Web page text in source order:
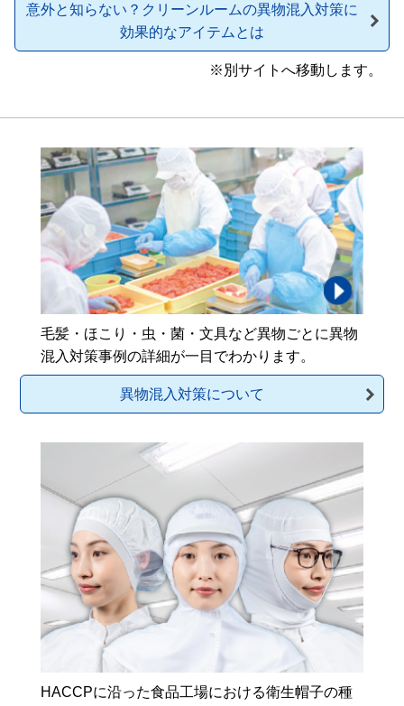
意外と知らない？クリーンルームの異物混入対策に
効果的なアイテムとは
※別サイトへ移動します。
毛髪・ほこり・虫・菌・文具など異物ごとに異物
混入対策事例の詳細が一目でわかります。
異物混入対策について
HACCPに沿った食品工場における衛生帽子の種